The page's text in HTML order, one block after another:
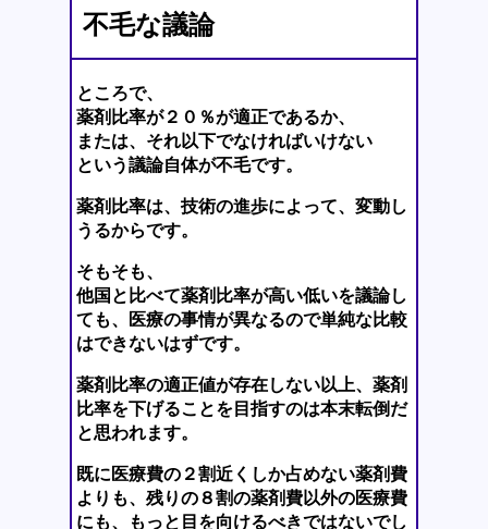
不毛な議論
ところで、
薬剤比率が２０％が適正であるか、
または、それ以下でなければいけない
という議論自体が不毛です。
薬剤比率は、技術の進歩によって、変動し
うるからです。
そもそも、
他国と比べて薬剤比率が高い低いを議論し
ても、医療の事情が異なるので単純な比較
はできないはずです。
薬剤比率の適正値が存在しない以上、薬剤
比率を下げることを目指すのは本末転倒だ
と思われます。
既に医療費の２割近くしか占めない薬剤費
よりも、残りの８割の薬剤費以外の医療費
にも、もっと目を向けるべきではないでし